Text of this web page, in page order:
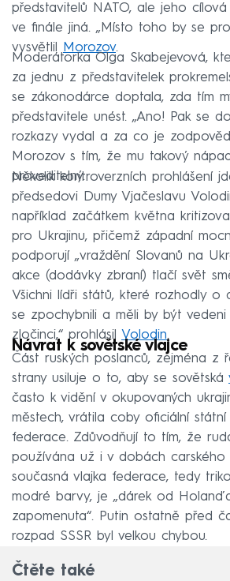
představitelů NATO, ale jeho
ve finále jiná. „Místo toho by se
vysvětlil
Morozov.
Moderátorka Olga Skabejevová,
za jednu z představitelek
se zákonodárce doptala, zda tím
představitele unést. „Ano! Pak se
rozkazy vydal a za co je
Morozov s tím, že mu takový
proveditelný.
Několik kontroverzních prohlášení
předsedovi Dumy Vjačeslavu
například začátkem května
pro Ukrajinu, přičemž západní
podporují „vraždění Slovanů na
akce (dodávky zbraní) tlačí svět
Všichni lídři států, které rozhodly o
se zpochybnili a měli by být vedeni
zločinci,“ prohlásil Volodin.
Návrat k sovětské vlajce
Část ruských poslanců, zejména z
strany usiluje o to, aby se sovětská
často k vidění v okupovaných
městech, vrátila coby oficiální státní
federace. Zdůvodňují to tím, že
používána už i v dobách carského
současná vlajka federace, tedy
modré barvy, je „dárek od
zapomenuta“. Putin ostatně před
rozpad SSSR byl velkou chybou.
Čtěte také